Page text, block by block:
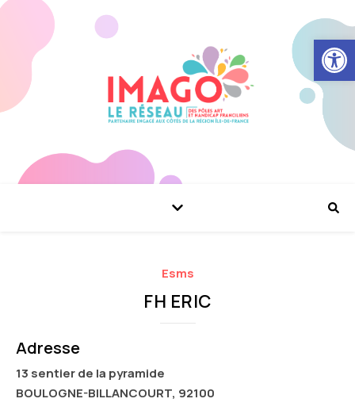
Ouvrir
Esms
FH ERIC
Adresse
13 sentier de la pyramide
BOULOGNE-BILLANCOURT, 92100